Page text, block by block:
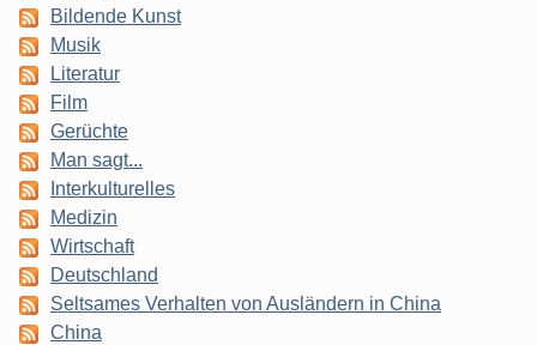
Bildende Kunst
Musik
Literatur
Film
Gerüchte
Man sagt...
Interkulturelles
Medizin
Wirtschaft
Deutschland
Seltsames Verhalten von Ausländern in China
China